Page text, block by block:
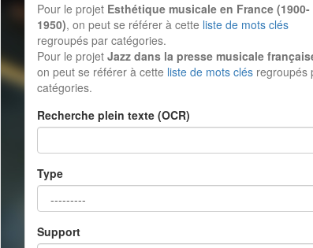
Pour le projet Esthétique musicale en France (1900-
1950), on peut se référer à cette liste de mots clés
regroupés par catégories.
Pour le projet Jazz dans la presse musicale
on peut se référer à cette liste de mots clés regroupés
catégories.
Recherche plein texte (OCR)
Type
Support